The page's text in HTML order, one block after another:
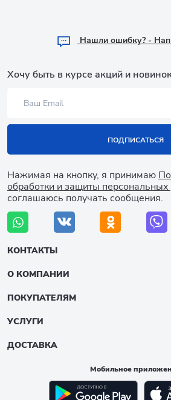
Hашли ошибку? -
Хочу быть в курсе акций и
ПОДПИСАТЬСЯ
Нажимая на кнопку, я принимаю
обработки и защиты
соглашаюсь получать сообщения.
КОНТАКТЫ
О КОМПАНИИ
ПОКУПАТЕЛЯМ
УСЛУГИ
ДОСТАВКА
Мобильное